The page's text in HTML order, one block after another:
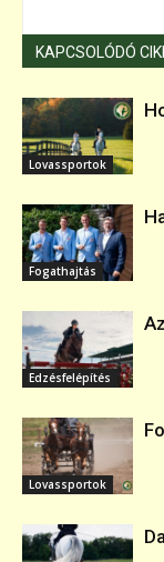
KAPCSOLÓDÓ
Lovassportok
Fogathajtás
Edzésfelépítés
Lovassportok